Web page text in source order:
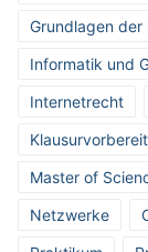
Grundlagen
Informatik und
Internetrecht
Master of
Netzwerke